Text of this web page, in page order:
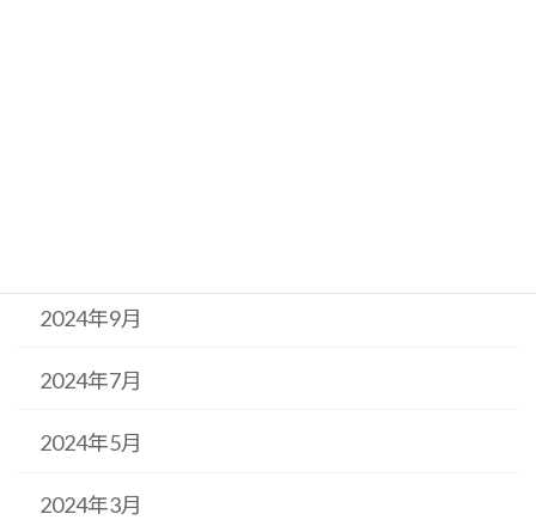
2024年9月
2024年7月
2024年5月
2024年3月